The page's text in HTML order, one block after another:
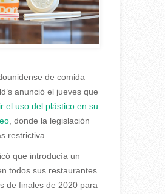
de comida
anunció el jueves que
el uso del plástico en su
, donde la legislación
restrictiva.
que introducía un
todos sus restaurantes
de finales de 2020 para